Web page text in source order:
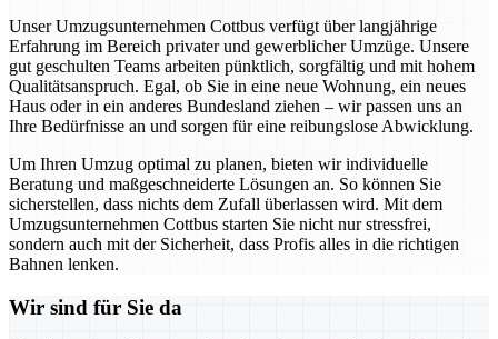
Unser Umzugsunternehmen Cottbus verfügt über langjährige
Erfahrung im Bereich privater und gewerblicher Umzüge. Unsere
gut geschulten Teams arbeiten pünktlich, sorgfältig und mit hohem
Qualitätsanspruch. Egal, ob Sie in eine neue Wohnung, ein neues
Haus oder in ein anderes Bundesland ziehen – wir passen uns an
Ihre Bedürfnisse an und sorgen für eine reibungslose Abwicklung.
Um Ihren Umzug optimal zu planen, bieten wir individuelle
Beratung und maßgeschneiderte Lösungen an. So können Sie
sicherstellen, dass nichts dem Zufall überlassen wird. Mit dem
Umzugsunternehmen Cottbus starten Sie nicht nur stressfrei,
sondern auch mit der Sicherheit, dass Profis alles in die richtigen
Bahnen lenken.
Wir sind für Sie da